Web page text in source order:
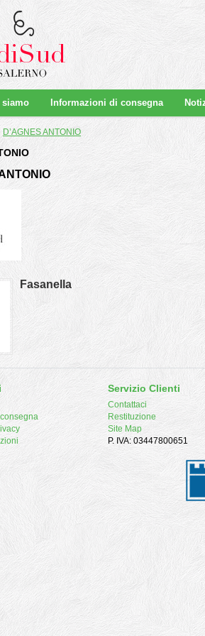
siamo Informazioni di consegna
D’AGNES ANTONIO
Fasanella
Servizio Clienti
Contattaci
Restituzione
Site Map
P. IVA: 03447800651